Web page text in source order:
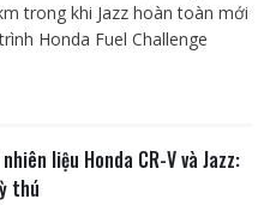
trong khi Jazz hoàn toàn mới
Honda Fuel Challenge
liệu Honda CR-V và Jazz:
thú